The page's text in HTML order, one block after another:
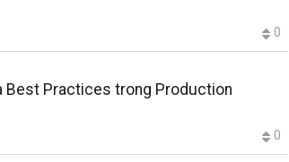
0
Best Practices trong Production
0